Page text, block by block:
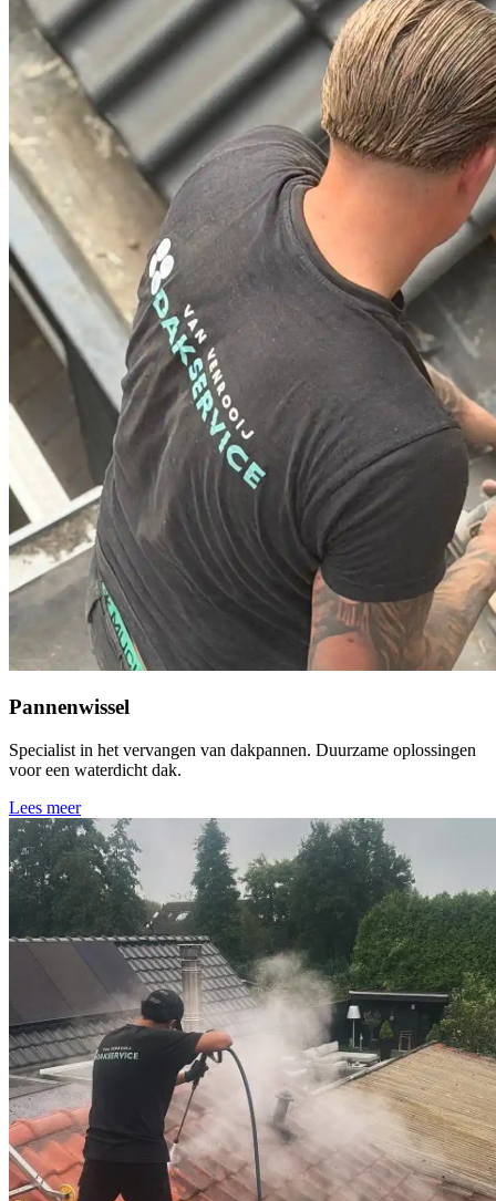
Pannenwissel
Specialist in het vervangen van dakpannen. Duurzame oplossingen
voor een waterdicht dak.
Lees meer